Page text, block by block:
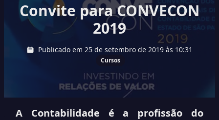
Convite para CONVECON
2019
Publicado em 25 de setembro de 2019 às 10:31
Cursos
A Contabilidade é a profissão do